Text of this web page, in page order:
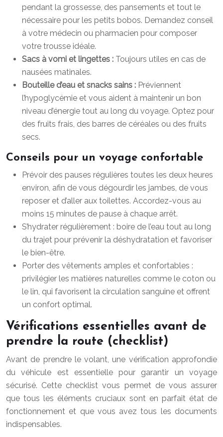
pendant la grossesse, des pansements et tout le
nécessaire pour les petits bobos. Demandez conseil
à votre médecin ou pharmacien pour composer
votre trousse idéale.
Sacs à vomi et lingettes : Toujours utiles en cas de
nausées matinales.
Bouteille d’eau et snacks sains : Préviennent
l’hypoglycémie et vous aident à maintenir un bon
niveau d’énergie tout au long du voyage. Optez pour
des fruits frais, des barres de céréales ou des fruits
secs.
Conseils pour un voyage confortable
Prévoir des pauses régulières toutes les deux heures
environ, afin de vous dégourdir les jambes, de vous
reposer et d’aller aux toilettes. Accordez-vous au
moins 15 minutes de pause à chaque arrêt.
S’hydrater régulièrement : boire de l’eau tout au long
du trajet pour prévenir la déshydratation et favoriser
le bien-être.
Porter des vêtements amples et confortables :
privilégier les matières naturelles comme le coton ou
le lin, qui favorisent la circulation sanguine et offrent
un confort optimal.
Vérifications essentielles avant de
prendre la route (checklist)
Avant de prendre le volant, une vérification approfondie
du véhicule est essentielle pour garantir un voyage
sécurisé. Cette checklist vous permet de vous assurer
que tous les éléments cruciaux sont en parfait état de
fonctionnement et que vous avez tous les documents
indispensables.